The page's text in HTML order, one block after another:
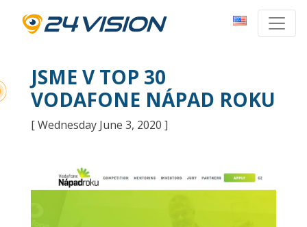
JSME V TOP 30
VODAFONE NÁPAD ROKU
[ Wednesday June 3, 2020 ]